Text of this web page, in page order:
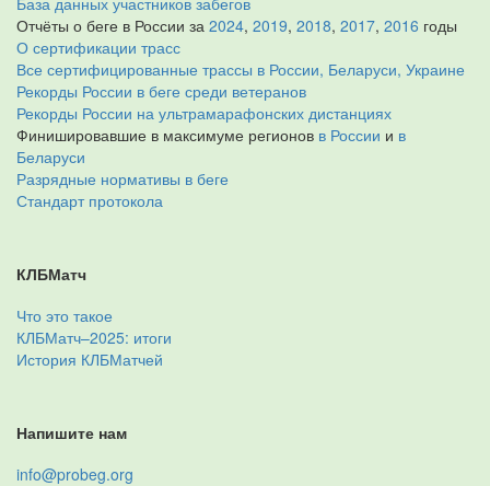
Отчёты о беге в России за 2024, 2019, 2018, 2017, 2016 годы
О сертификации трасс
Все сертифицированные трассы в России, Беларуси, Украине
Рекорды России в беге среди ветеранов
Рекорды России на ультрамарафонских дистанциях
Финишировавшие в максимуме регионов в России и в
Беларуси
Разрядные нормативы в беге
Стандарт протокола
КЛБМатч
Что это такое
КЛБМатч–2025: итоги
История КЛБМатчей
Напишите нам
info@probeg.org